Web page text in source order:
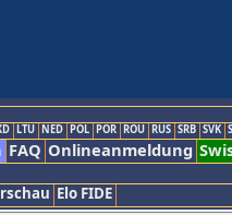
LTU NED POL POR ROU RUS SRB SVK
FAQ Onlineanmeldung
Elo FIDE